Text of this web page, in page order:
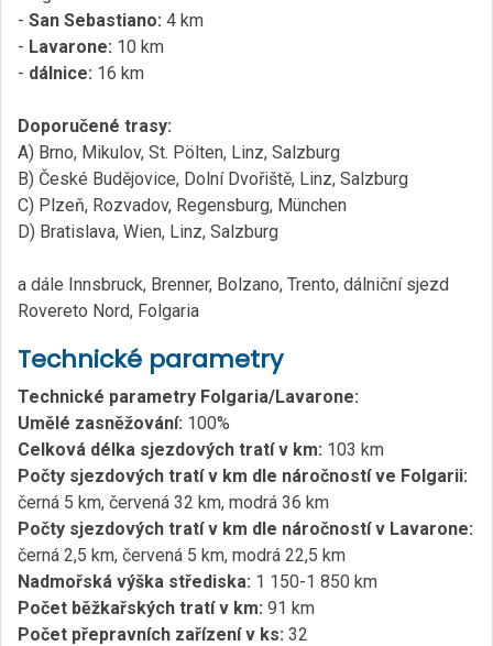
- San Sebastiano: 4 km
- Lavarone: 10 km
- dálnice: 16 km
Doporučené trasy:
A) Brno, Mikulov, St. Pölten, Linz, Salzburg
B) České Budějovice, Dolní Dvořiště, Linz, Salzburg
C) Plzeň, Rozvadov, Regensburg, München
D) Bratislava, Wien, Linz, Salzburg
a dále Innsbruck, Brenner, Bolzano, Trento, dálniční sjezd
Rovereto Nord, Folgaria
Technické parametry
Technické parametry Folgaria/Lavarone:
Umělé zasněžování: 100%
Celková délka sjezdových tratí v km: 103 km
Počty sjezdových tratí v km dle náročností ve Folgarii:
černá 5 km, červená 32 km, modrá 36 km
Počty sjezdových tratí v km dle náročností v Lavarone:
černá 2,5 km, červená 5 km, modrá 22,5 km
Nadmořská výška střediska: 1 150-1 850 km
Počet běžkařských tratí v km: 91 km
Počet přepravních zařízení v ks: 32